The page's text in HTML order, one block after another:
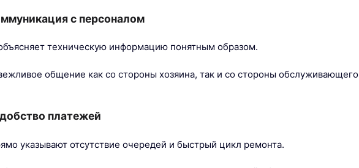
с персоналом
техническую информацию понятным образом.
общение как со стороны хозяина, так и со стороны обслуживающего
платежей
указывают отсутствие очередей и быстрый цикл ремонта.